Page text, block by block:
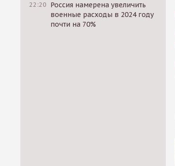
22:20 Россия намерена увеличить
военные расходы в 2024 году
почти на 70%